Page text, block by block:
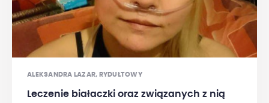
lekarskie.Dlatego też, Szanowni Państwo, zwracam
się do Was z prośbą o pomoc. Otrzymana pomoc
finansowa byłaby dla mnie dużym wsparciem i
pozwoliłaby mi kontynuować dalszy proces leczenia
i rehabilitację w Polsce, jak również poza granicami
kraju oraz realnie patrzeć w moją przyszłość. Będę
wpłacić. Pomagać w potrzebie to wielka i wspaniała
ALEKSANDRA LAZAR, RYDUŁTOWY
Leczenie białaczki oraz związanych z nią